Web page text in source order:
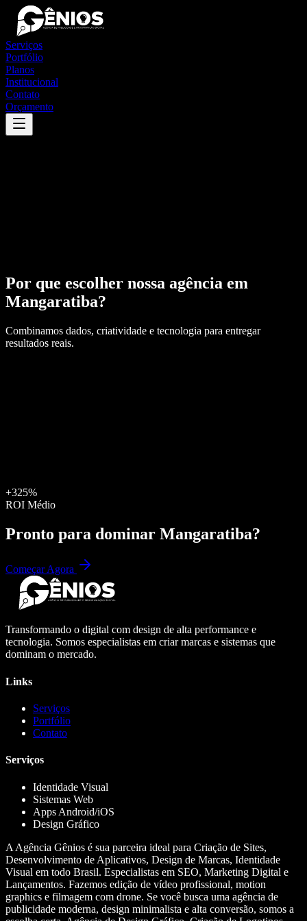
Serviços
Portfólio
Planos
Institucional
Contato
Orçamento
Por que escolher nossa agência em
Mangaratiba?
Combinamos dados, criatividade e tecnologia para entregar
resultados reais.
+325%
ROI Médio
Pronto para dominar Mangaratiba?
Começar Agora
Transformando o digital com design de alta performance e
tecnologia. Somos especialistas em criar marcas e sistemas que
dominam o mercado.
Links
Serviços
Portfólio
Contato
Serviços
Identidade Visual
Sistemas Web
Apps Android/iOS
Design Gráfico
A Agência Gênios é sua parceira ideal para Criação de Sites,
Desenvolvimento de Aplicativos, Design de Marcas, Identidade
Visual em todo Brasil. Especialistas em SEO, Marketing Digital e
Lançamentos. Fazemos edição de vídeo profissional, motion
graphics e filmagem com drone. Se você busca uma agência de
publicidade moderna, design minimalista e alta conversão, somos a